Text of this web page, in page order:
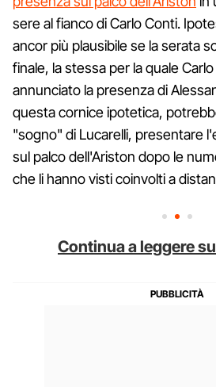
sere al fianco di Carlo Conti.
ancor più plausibile se la serata
finale, la stessa per la quale
annunciato la presenza di
questa cornice ipotetica,
"sogno" di Lucarelli, presentare
sul palco dell'Ariston dopo le
che li hanno visti coinvolti a
Continua a leggere